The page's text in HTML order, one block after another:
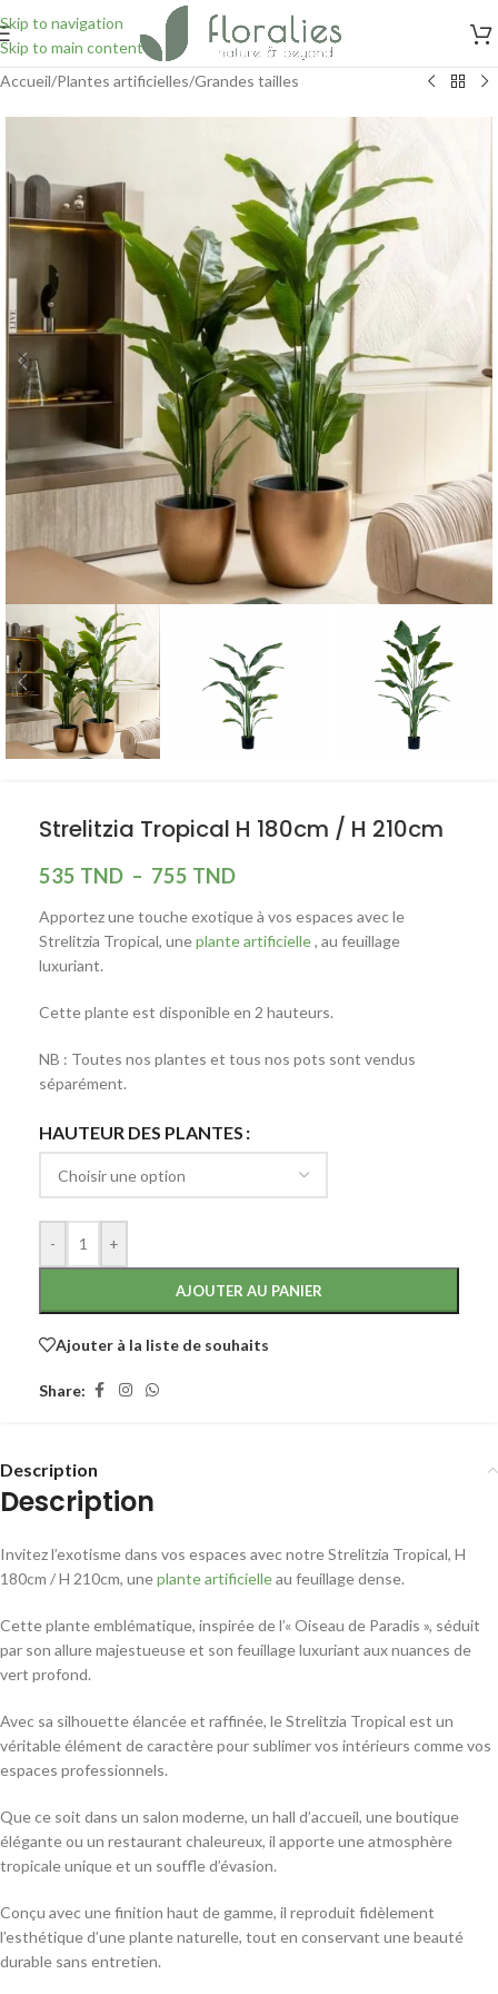
Skip to navigation
Skip to main content
Accueil/Plantes artificielles/Grandes tailles
Strelitzia Tropical H 180cm / H 210cm
535 TND – 755 TND
Apportez une touche exotique à vos espaces avec le
Strelitzia Tropical, uneplante artificielle, au feuillage
luxuriant.
Cette plante est disponible en 2 hauteurs.
NB : Toutes nos plantes et tous nos pots sont vendus
séparément.
HAUTEUR DES PLANTES
- +
AJOUTER AU PANIER
Ajouter à la liste de souhaits
Share:
Description
Description
Invitez l’exotisme dans vos espaces avec notre Strelitzia Tropical, H
180cm / H 210cm, uneplante artificielleau feuillage dense.
Cette plante emblématique, inspirée de l’« Oiseau de Paradis », séduit
par son allure majestueuse et son feuillage luxuriant aux nuances de
vert profond.
Avec sa silhouette élancée et raffinée, le Strelitzia Tropical est un
véritable élément de caractère pour sublimer vos intérieurs comme vos
espaces professionnels.
Que ce soit dans un salon moderne, un hall d’accueil, une boutique
élégante ou un restaurant chaleureux, il apporte une atmosphère
tropicale unique et un souffle d’évasion.
Conçu avec une finition haut de gamme, il reproduit fidèlement
l’esthétique d’une plante naturelle, tout en conservant une beauté
durable sans entretien.